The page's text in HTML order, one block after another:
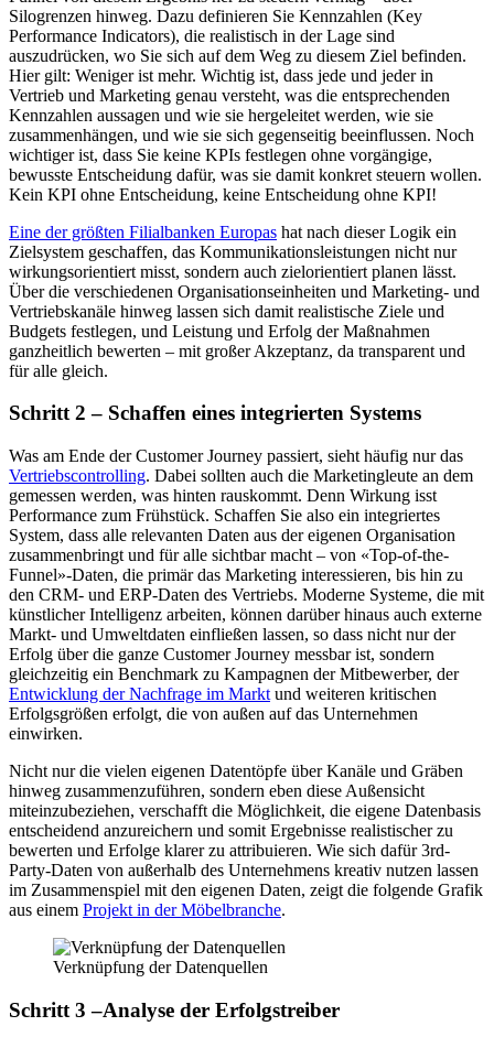
Silogrenzen hinweg. Dazu definieren Sie Kennzahlen (Key
Performance Indicators), die realistisch in der Lage sind
auszudrücken, wo Sie sich auf dem Weg zu diesem Ziel befinden.
Hier gilt: Weniger ist mehr. Wichtig ist, dass jede und jeder in
Vertrieb und Marketing genau versteht, was die entsprechenden
Kennzahlen aussagen und wie sie hergeleitet werden, wie sie
zusammenhängen, und wie sie sich gegenseitig beeinflussen. Noch
wichtiger ist, dass Sie keine KPIs festlegen ohne vorgängige,
bewusste Entscheidung dafür, was sie damit konkret steuern wollen.
Kein KPI ohne Entscheidung, keine Entscheidung ohne KPI!
Eine der größten Filialbanken Europas hat nach dieser Logik ein
Zielsystem geschaffen, das Kommunikationsleistungen nicht nur
wirkungsorientiert misst, sondern auch zielorientiert planen lässt.
Über die verschiedenen Organisationseinheiten und Marketing- und
Vertriebskanäle hinweg lassen sich damit realistische Ziele und
Budgets festlegen, und Leistung und Erfolg der Maßnahmen
ganzheitlich bewerten – mit großer Akzeptanz, da transparent und
für alle gleich.
Schritt 2 – Schaffen eines integrierten Systems
Was am Ende der Customer Journey passiert, sieht häufig nur das
Vertriebscontrolling. Dabei sollten auch die Marketingleute an dem
gemessen werden, was hinten rauskommt. Denn Wirkung isst
Performance zum Frühstück. Schaffen Sie also ein integriertes
System, dass alle relevanten Daten aus der eigenen Organisation
zusammenbringt und für alle sichtbar macht – von «Top-of-the-
Funnel»-Daten, die primär das Marketing interessieren, bis hin zu
den CRM- und ERP-Daten des Vertriebs. Moderne Systeme, die mit
künstlicher Intelligenz arbeiten, können darüber hinaus auch externe
Markt- und Umweltdaten einfließen lassen, so dass nicht nur der
Erfolg über die ganze Customer Journey messbar ist, sondern
gleichzeitig ein Benchmark zu Kampagnen der Mitbewerber, der
Entwicklung der Nachfrage im Markt und weiteren kritischen
Erfolgsgrößen erfolgt, die von außen auf das Unternehmen
einwirken.
Nicht nur die vielen eigenen Datentöpfe über Kanäle und Gräben
hinweg zusammenzuführen, sondern eben diese Außensicht
miteinzubeziehen, verschafft die Möglichkeit, die eigene Datenbasis
entscheidend anzureichern und somit Ergebnisse realistischer zu
bewerten und Erfolge klarer zu attribuieren. Wie sich dafür 3rd-
Party-Daten von außerhalb des Unternehmens kreativ nutzen lassen
im Zusammenspiel mit den eigenen Daten, zeigt die folgende Grafik
aus einem Projekt in der Möbelbranche.
Verknüpfung der Datenquellen
Schritt 3 –Analyse der Erfolgstreiber